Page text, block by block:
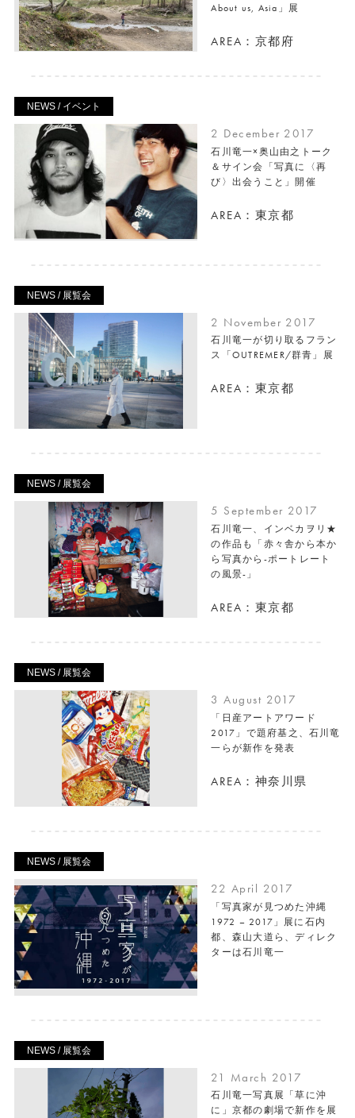
About us, Asia」展
AREA：京都府
NEWS / イベント
2 December 2017
石川竜一×奥山由之トーク
＆サイン会「写真に〈再
び〉出会うこと」開催
AREA：東京都
NEWS / 展覧会
2 November 2017
石川竜一が切り取るフラン
ス「OUTREMER/群青」展
AREA：東京都
NEWS / 展覧会
5 September 2017
石川竜一、インベカヲリ★
の作品も「赤々舎から本か
ら写真から-ポートレート
の風景-」
AREA：東京都
NEWS / 展覧会
3 August 2017
「日産アートアワード
2017」で題府基之、石川竜
一らが新作を発表
AREA：神奈川県
NEWS / 展覧会
22 April 2017
「写真家が見つめた沖縄
1972 – 2017」展に石内
都、森山大道ら、ディレク
ターは石川竜一
NEWS / 展覧会
21 March 2017
石川竜一写真展「草に沖
に」京都の劇場で新作を展